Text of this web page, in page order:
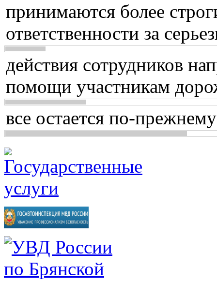
принимаются более
ответственности за
действия сотрудников
помощи участникам
все остается по-